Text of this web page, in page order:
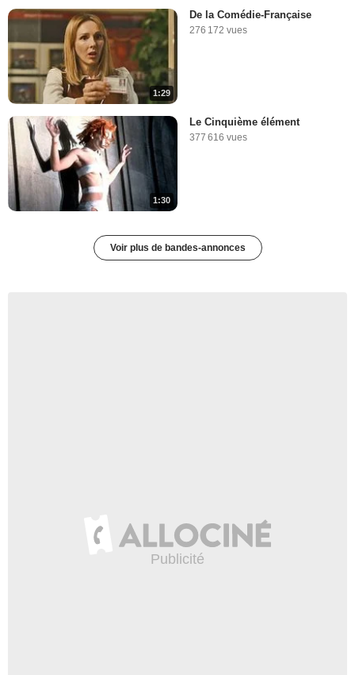
1:29
De la Comédie-Française
276 172 vues
1:30
Le Cinquième élément
377 616 vues
Voir plus de bandes-annonces